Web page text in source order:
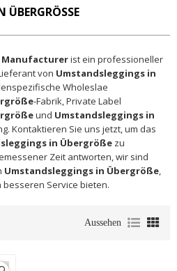
Manufacturerist ein professioneller
von Umstandsleggings in
Wholeslae
-Fabrik, Private Label
und Umstandsleggings in
Kontaktieren Sie uns jetzt, um das
in Übergröße zu
Zeit antworten, wir sind
Umstandsleggings in Übergröße,
Service bieten.
Aussehen